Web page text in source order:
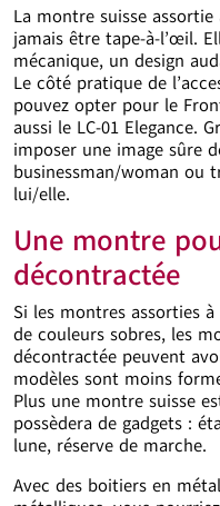
La montre suisse
jamais être tape-à-l’œil.
mécanique, un design
Le côté pratique de
pouvez opter pour le
aussi le LC-01 Elegance.
imposer une image sûre
businessman/woman ou
lui/elle.
Une montre
décontractée
Si les montres assorties
de couleurs sobres, les
décontractée peuvent
modèles sont moins
Plus une montre suisse
possèdera de gadgets :
lune, réserve de marche.
Avec des boitiers en